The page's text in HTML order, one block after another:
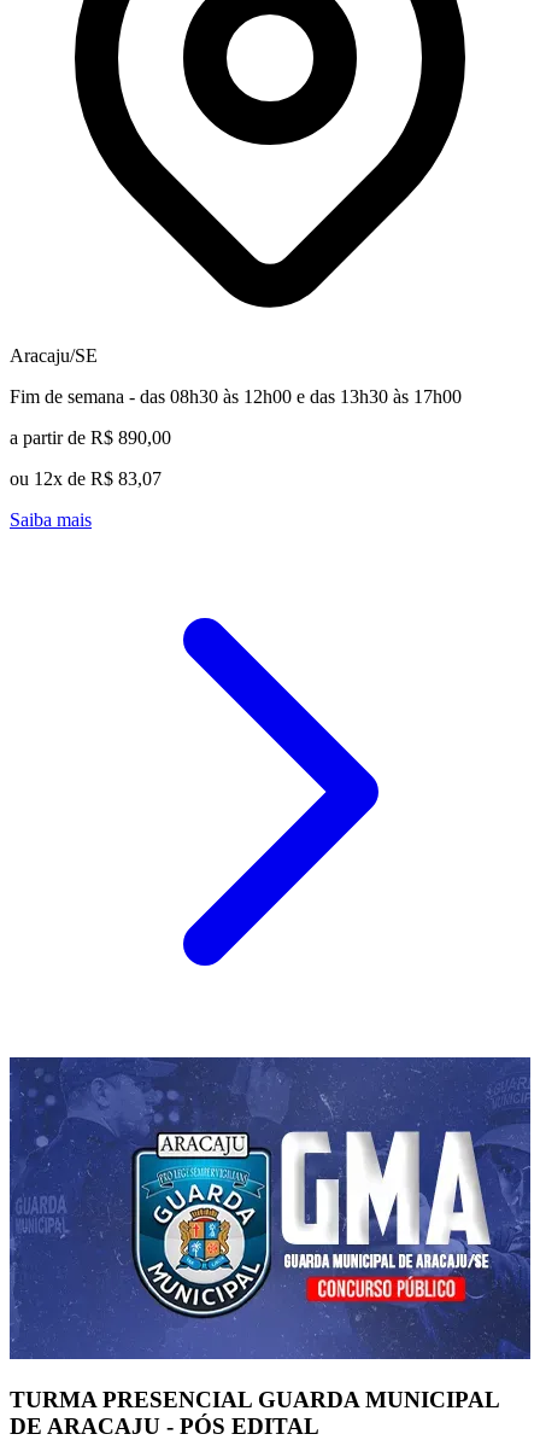
Aracaju/SE
Fim de semana - das 08h30 às 12h00 e das 13h30 às 17h00
a partir de R$ 890,00
ou 12x de R$ 83,07
Saiba mais
TURMA PRESENCIAL GUARDA MUNICIPAL
DE ARACAJU - PÓS EDITAL